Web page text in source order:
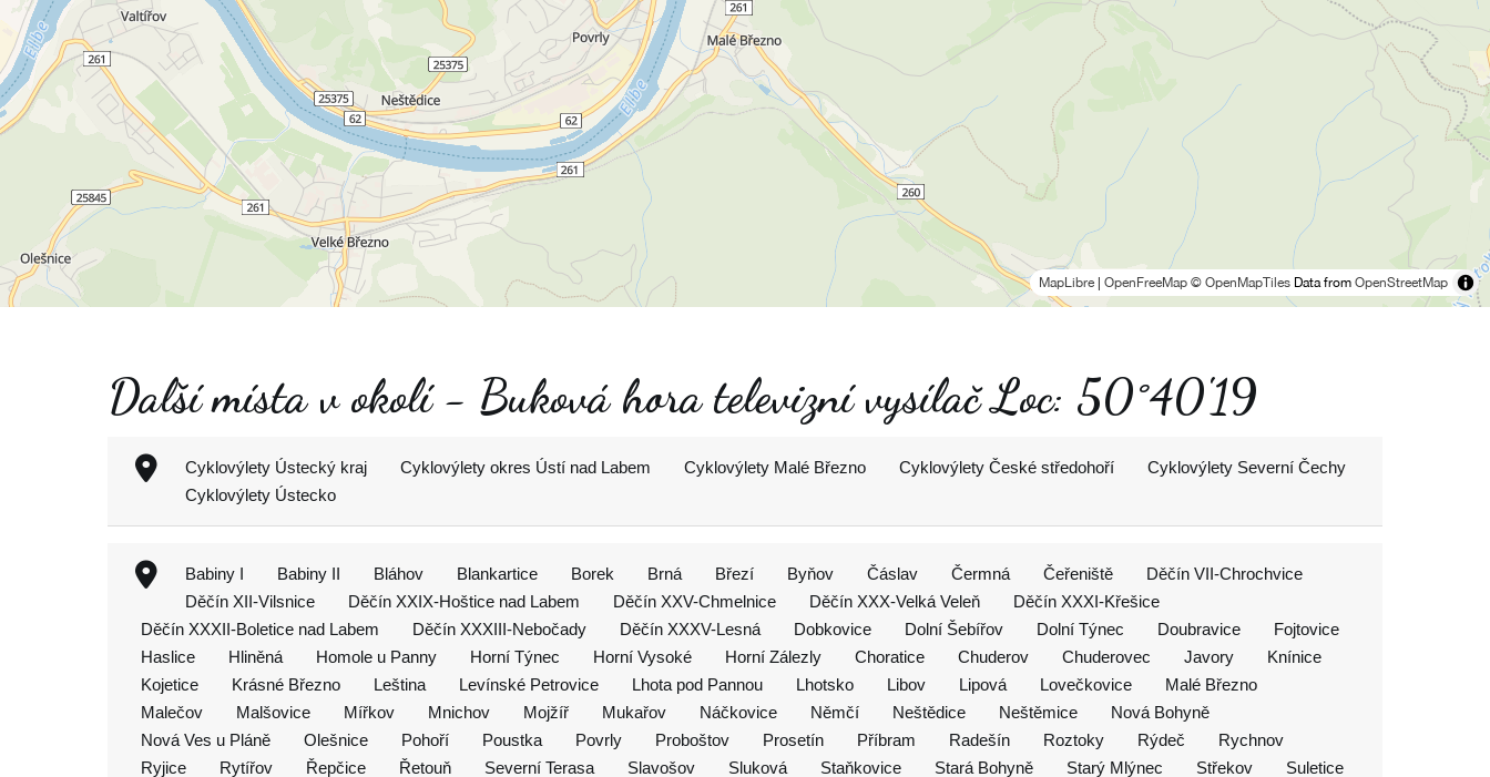
MapLibre OpenFreeMap © OpenMapTiles Data from OpenStreetMap
Další místa v okolí - Buková hora televizní vysílač Loc: 50°40'19
Cyklovýlety Ústecký kraj Cyklovýlety okres Ústí nad Labem Cyklovýlety Malé Březno Cyklovýlety České středohoří
Cyklovýlety Severní Čechy
Cyklovýlety Ústecko
Babiny I Babiny II Bláhov Blankartice Borek Brná Březí Byňov Čáslav Čermná Čeřeniště
Děčín VII-Chrochvice
Děčín XII-Vilsnice
Děčín XXIX-Hoštice nad Labem Děčín XXV-Chmelnice Děčín XXX-Velká Veleň
Děčín XXXI-Křešice
Děčín XXXII-Boletice nad Labem
Děčín XXXIII-Nebočady Děčín XXXV-Lesná Dobkovice Dolní Šebířov Dolní Týnec Doubravice
Fojtovice
Haslice
Hliněná Homole u Panny Horní Týnec Horní Vysoké Horní Zálezly Choratice Chuderov Chuderovec Javory
Knínice
Kojetice
Krásné Březno Leština Levínské Petrovice Lhota pod Pannou Lhotsko Libov Lipová Lovečkovice
Malé Březno
Malečov
Malšovice Mířkov Mnichov Mojžíř Mukařov Náčkovice Němčí Neštědice Neštěmice
Nová Bohyně
Nová Ves u Pláně
Olešnice Pohoří Poustka Povrly Proboštov Prosetín Příbram Radešín Roztoky Rýdeč
Rychnov
Ryjice
Rytířov Řepčice Řetouň Severní Terasa Slavošov Sluková Staňkovice Stará Bohyně Starý Mlýnec Střekov
Suletice